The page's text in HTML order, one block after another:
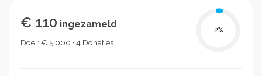
€ 110 ingezameld
Doel: € 5.000 · 4 Donaties
2%